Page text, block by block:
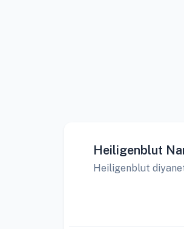
Heiligenblut
Heiligenblut